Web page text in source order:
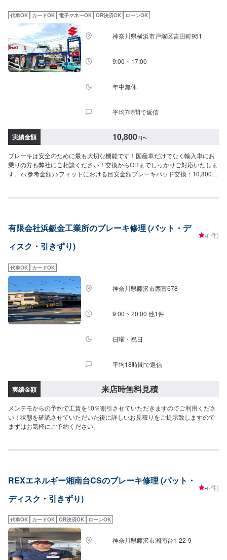
代車OK カードOK 電子マネーOK QR決済OK ローンOK
神奈川県横浜市戸塚区吉田町951
9:00 ~ 17:00
年中無休
平均7時間で返信
実績金額 10,800円〜
ブレーキは安全のために最も大切な機能です！国産車だけでなく輸入車にお
乗りの方も弊社にご相談ください！交換からOHまでしっかりご対応いたしま
す。<<参考金額>>フィットにおける目安金額ブレーキパッド交換：10,800円
よう心がけております。<<経験豊富な資格保持者が多数在籍>>自動車検査員
体制が整っております。ご予約・ご来店を心よりお待ちしております！
有限会社浜鈑金工業所のブレーキ修理 (パット・デ
ィスク・引きずり)
-(-件)
代車OK カードOK
神奈川県藤沢市西富678
9:00 ~ 20:00 他1件
日曜・祝日
平均18時間で返信
実績金額 来店時無料見積
メンテモからの予約で工賃を10％割引させていただきますのでご利用くださ
い！状態を確認させていただいた後に詳しいお見積りをご提示致しますので
まずはお気軽にご予約ください。
REXエネルギー湘南台CSのブレーキ修理 (パット・
ディスク・引きずり)
-(-件)
代車OK カードOK QR決済OK ローンOK
神奈川県藤沢市湘南台1-22-9